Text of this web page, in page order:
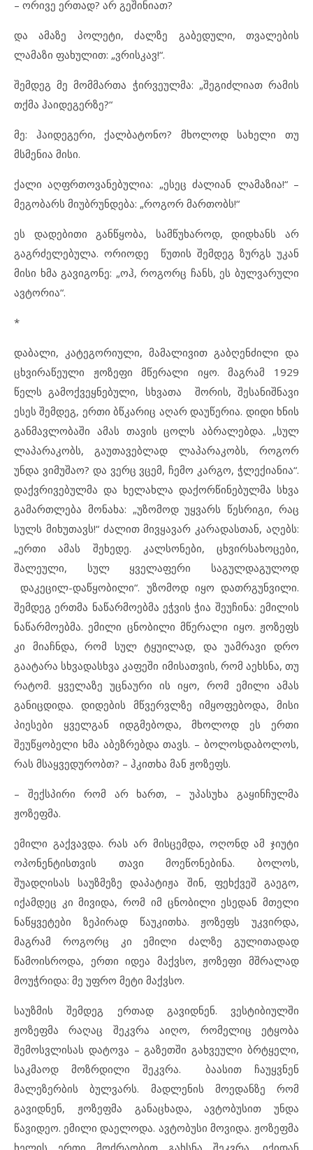
– ორივე ერთად? არ გეშინიათ?
და ამაზე პოლეტი, ძალზე გაბედული, თვალების
ლამაზი ფახულით: „ვრისკავ!“.
შემდეგ მე მომმართა ჭირვეულმა: „შეგიძლიათ რამის
თქმა ჰაიდეგერზე?“
მე: ჰაიდეგერი, ქალბატონო? მხოლოდ სახელი თუ
მსმენია მისი.
ქალი აღფრთოვანებულია: „ესეც ძალიან ლამაზია!“ –
მეგობარს მიუბრუნდება: „როგორ მართობს!“
ეს დადებითი განწყობა, სამწუხაროდ, დიდხანს არ
გაგრძელებულა. ორიოდე წუთის შემდეგ ზურგს უკან
მისი ხმა გავიგონე: „ოჰ, როგორც ჩანს, ეს ბულვარული
ავტორია“.
*
დაბალი, კატეგორიული, მამალივით გაბღენძილი და
ცხვირაწეული ჟოზეფი მწერალი იყო. მაგრამ 1929
წელს გამოქვეყნებული, სხვათა შორის, შესანიშნავი
ესეს შემდეგ, ერთი ბწკარიც აღარ დაუწერია. დიდი ხნის
განმავლობაში ამას თავის ცოლს აბრალებდა. „სულ
ლაპარაკობს, გაუთავებლად ლაპარაკობს, როგორ
უნდა ვიმუშაო? და ვერც ვცემ, ჩემო კარგო, ჭლექიანია“.
დაქვრივებულმა და ხელახლა დაქორწინებულმა სხვა
გამართლება მონახა: „უზომოდ უყვარს წესრიგი, რაც
სულს მიხუთავს!“ ძალით მივყავარ კარადასთან, აღებს:
„ერთი ამას შეხედე. კალსონები, ცხვირსახოცები,
შალეული, სულ ყველაფერი საგულდაგულოდ
დაკეცილ-დაწყობილი“. უზომოდ იყო დათრგუნვილი.
შემდეგ ერთმა ნაწარმოებმა ეჭვის ჭია შეუჩინა: ემილის
ნაწარმოებმა. ემილი ცნობილი მწერალი იყო. ჟოზეფს
კი მიაჩნდა, რომ სულ ტყუილად, და უამრავი დრო
გაატარა სხვადასხვა კაფეში იმისათვის, რომ აეხსნა, თუ
რატომ. ყველაზე უცნაური ის იყო, რომ ემილი ამას
განიცდიდა. დიდების მწვერვლზე იმყოფებოდა, მისი
პიესები ყველგან იდგმებოდა, მხოლოდ ეს ერთი
შეუწყობელი ხმა აბეზრებდა თავს. – ბოლოსდაბოლოს,
რას მსაყვედურობთ? – ჰკითხა მან ჟოზეფს.
– შექსპირი რომ არ ხართ, – უპასუხა გაყინჩულმა
ჟოზეფმა.
ემილი გაქვავდა. რას არ მისცემდა, ოღონდ ამ ჯიუტი
ოპონენტისთვის თავი მოეწონებინა. ბოლოს,
შუადღისას საუზმეზე დაპატიჟა შინ, ფეხქვეშ გაეგო,
იქამდეც კი მივიდა, რომ იმ ცნობილი ესედან მთელი
ნაწყვეტები ზეპირად წაუკითხა. ჟოზეფს უკვირდა,
მაგრამ როგორც კი ემილი ძალზე გულითადად
წამოისროდა, ერთი იდეა მაქვსო, ჟოზეფი მშრალად
მოუჭრიდა: მე უფრო მეტი მაქვსო.
საუზმის შემდეგ ერთად გავიდნენ. ვესტიბიულში
ჟოზეფმა რაღაც შეკვრა აიღო, რომელიც ეტყობა
შემოსვლისას დატოვა – გაზეთში გახვეული ბრტყელი,
საკმაოდ მოზრდილი შეკვრა. ბაასით ჩაუყვნენ
მალეზერბის ბულვარს. მადლენის მოედანზე რომ
გავიდნენ, ჟოზეფმა განაცხადა, ავტობუსით უნდა
წავიდეო. ემილი დაელოდა. ავტობუსი მოვიდა. ჟოზეფმა